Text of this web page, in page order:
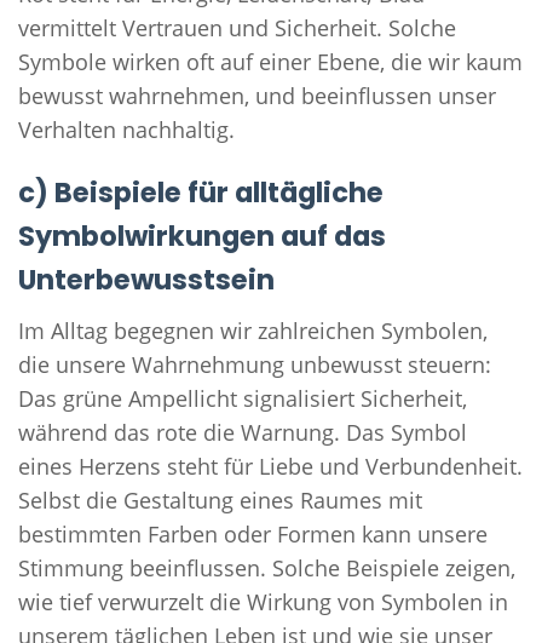
vermittelt Vertrauen und Sicherheit. Solche
Symbole wirken oft auf einer Ebene, die wir kaum
bewusst wahrnehmen, und beeinflussen unser
Verhalten nachhaltig.
c) Beispiele für alltägliche
Symbolwirkungen auf das
Unterbewusstsein
Im Alltag begegnen wir zahlreichen Symbolen,
die unsere Wahrnehmung unbewusst steuern:
Das grüne Ampellicht signalisiert Sicherheit,
während das rote die Warnung. Das Symbol
eines Herzens steht für Liebe und Verbundenheit.
Selbst die Gestaltung eines Raumes mit
bestimmten Farben oder Formen kann unsere
Stimmung beeinflussen. Solche Beispiele zeigen,
wie tief verwurzelt die Wirkung von Symbolen in
unserem täglichen Leben ist und wie sie unser